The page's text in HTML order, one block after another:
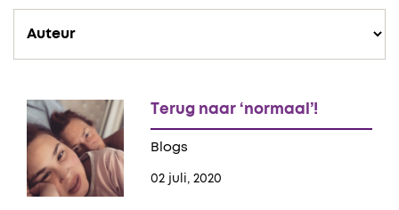
02 juli, 2020
Blogs
Terug naar ‘normaal’!